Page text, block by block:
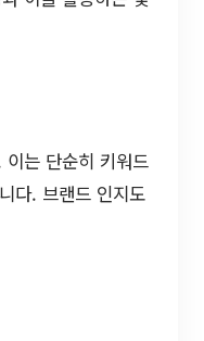
는 단순히 키워드
다. 브랜드 인지도